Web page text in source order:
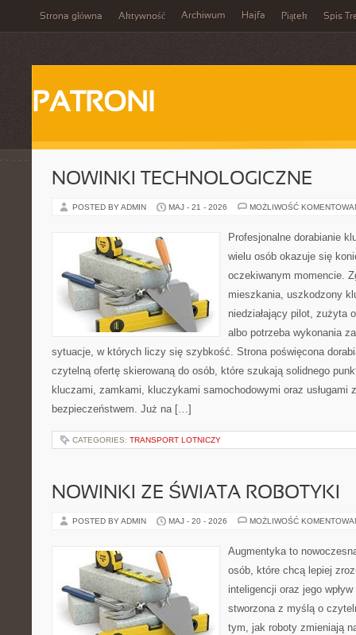
Strona główna Aktywność Archiwum Hajfa Piątek Spis
PATRONI
NOWINKI TECHNOLOGICZNE
POSTED BY ADMIN MAJ - 21 - 2026 MOŻLIWOŚĆ
Profesjonalne dorabianie
wielu osób okazuje się
oczekiwanym momencie.
mieszkania, uszkodzony
niedziałający pilot, zużyta
albo potrzeba wykonania
sytuacje, w których liczy się szybkość. Strona poświęcona
czytelną ofertę skierowaną do osób, które szukają solidnego
kluczami, zamkami, kluczykami samochodowymi oraz usługami
bezpieczeństwem. Już na […]
CATEGORIES: TRANSPORT LOTNICZY
NOWINKI ZE ŚWIATA ROBOTYKI
POSTED BY ADMIN MAJ - 20 - 2026 MOŻLIWOŚĆ
Augmentyka to
osób, które chcą lepiej
inteligencji oraz jego
stworzona z myślą o
tym, jak roboty zmieniają